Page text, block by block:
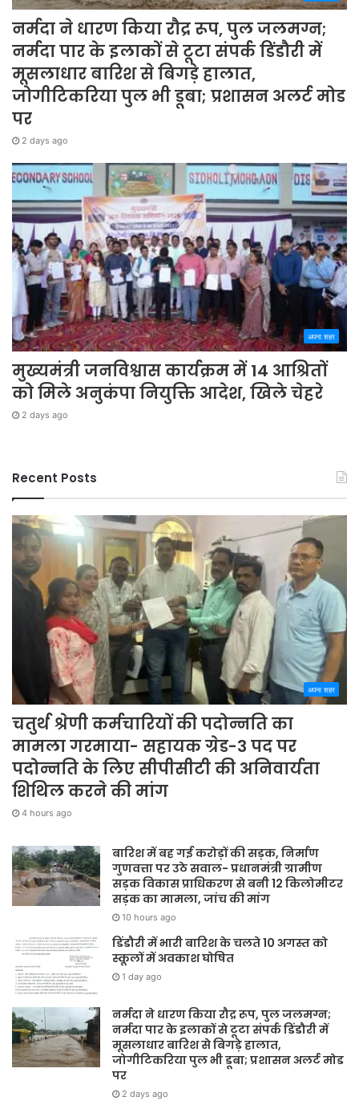
नर्मदा ने धारण किया रौद्र रूप, पुल जलमग्न;
नर्मदा पार के इलाकों से टूटा संपर्क डिंडौरी में
मूसलाधार बारिश से बिगड़े हालात,
जोगीटिकरिया पुल भी डूबा; प्रशासन अलर्ट मोड
पर
2 days ago
अपना शहर
मुख्यमंत्री जनविश्वास कार्यक्रम में 14 आश्रितों
को मिले अनुकंपा नियुक्ति आदेश, खिले चेहरे
2 days ago
Recent Posts
अपना शहर
चतुर्थ श्रेणी कर्मचारियों की पदोन्नति का
मामला गरमाया- सहायक ग्रेड-3 पद पर
पदोन्नति के लिए सीपीसीटी की अनिवार्यता
शिथिल करने की मांग
4 hours ago
बारिश में बह गई करोड़ों की सड़क, निर्माण
गुणवत्ता पर उठे सवाल- प्रधानमंत्री ग्रामीण
सड़क विकास प्राधिकरण से बनी 12 किलोमीटर
सड़क का मामला, जांच की मांग
10 hours ago
डिंडौरी में भारी बारिश के चलते 10 अगस्त को
स्कूलों में अवकाश घोषित
1 day ago
नर्मदा ने धारण किया रौद्र रूप, पुल जलमग्न;
नर्मदा पार के इलाकों से टूटा संपर्क डिंडौरी में
मूसलाधार बारिश से बिगड़े हालात,
जोगीटिकरिया पुल भी डूबा; प्रशासन अलर्ट मोड
पर
2 days ago